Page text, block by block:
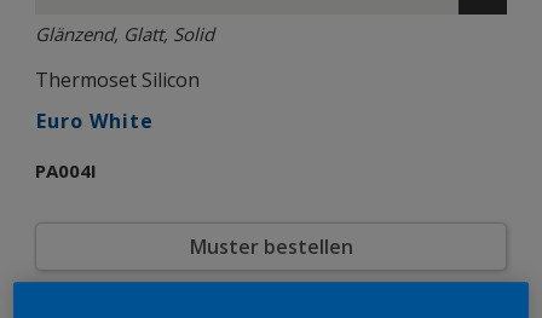
Glänzend, Glatt, Solid
Thermoset Silicon
Euro White
PA004I
Muster bestellen